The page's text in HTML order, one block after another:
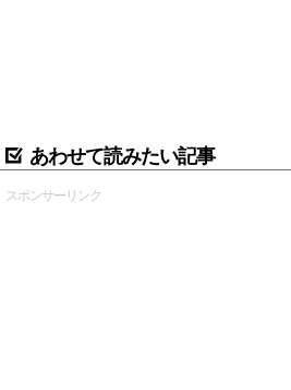
あわせて読みたい記事
スポンサーリンク